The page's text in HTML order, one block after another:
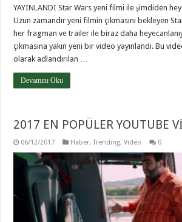
YAYINLANDI Star Wars yeni filmi ile şimdiden
Uzun zamandır yeni filmin çıkmasını bekleyen
her fragman ve trailer ile biraz daha
çıkmasına yakın yeni bir video yayınlandı. Bu
olarak adlandırılan …
Devamını Oku
2017 EN POPÜLER YOUTUBE
06/12/2017 Haber,Trending,Video 0